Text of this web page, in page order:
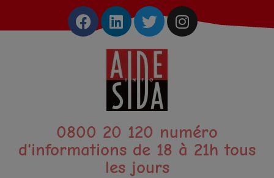
0800 20 120 numéro
d'informations de 18 à 21h tous
les jours